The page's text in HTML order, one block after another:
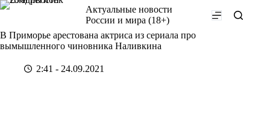
Перейти
Актуальные новости
России и мира (18+)
В Приморье арестована актриса из сериала про
вымышленного чиновника Наливкина
2:41 - 24.09.2021